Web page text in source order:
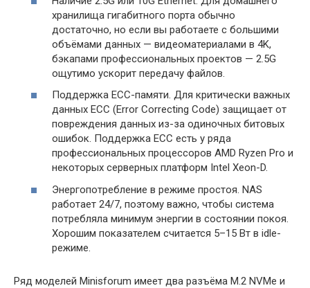
хранилища гигабитного порта обычно
достаточно, но если вы работаете с большими
объёмами данных — видеоматериалами в 4K,
бэкапами профессиональных проектов — 2.5G
ощутимо ускорит передачу файлов.
Поддержка ECC-памяти. Для критически важных
данных ECC (Error Correcting Code) защищает от
повреждения данных из-за одиночных битовых
ошибок. Поддержка ECC есть у ряда
профессиональных процессоров AMD Ryzen Pro и
некоторых серверных платформ Intel Xeon-D.
Энергопотребление в режиме простоя. NAS
работает 24/7, поэтому важно, чтобы система
потребляла минимум энергии в состоянии покоя.
Хорошим показателем считается 5–15 Вт в idle-
режиме.
Ряд моделей Minisforum имеет два разъёма M.2 NVMe и